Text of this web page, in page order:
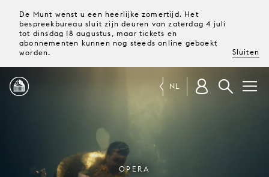
De Munt wenst u een heerlijke zomertijd. Het
bespreekbureau sluit zijn deuren van zaterdag 4 juli
tot dinsdag 18 augustus, maar tickets en
abonnementen kunnen nog steeds online geboekt
worden.
Sluiten
NL
OPERA